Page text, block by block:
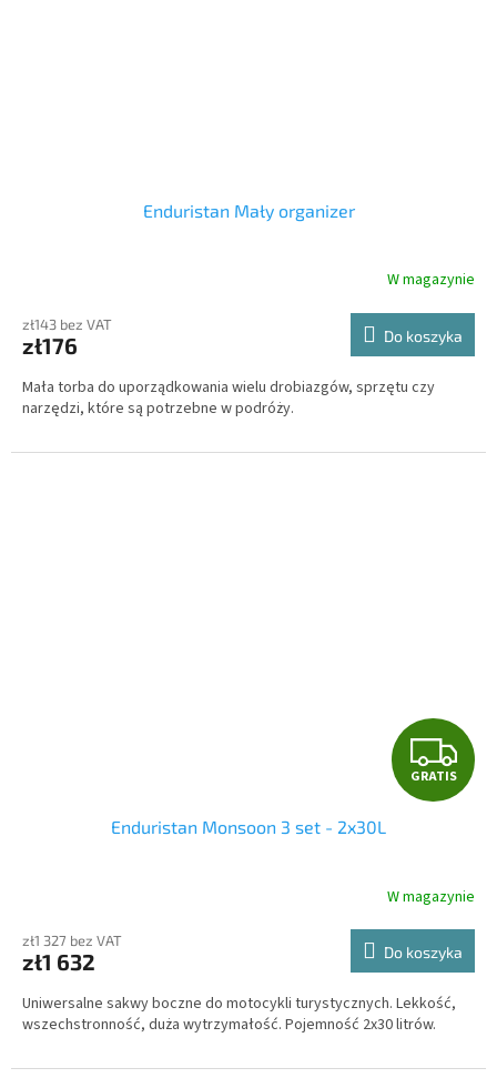
Enduristan Mały organizer
W magazynie
zł143 bez VAT
zł176 Do koszyka
Mała torba do uporządkowania wielu drobiazgów, sprzętu czy
narzędzi, które są potrzebne w podróży.
G
R
T
I
S
GRATIS
Enduristan Monsoon 3 set - 2x30L
W magazynie
zł1 327 bez VAT
zł1 632 Do koszyka
Uniwersalne sakwy boczne do motocykli turystycznych. Lekkość,
wszechstronność, duża wytrzymałość. Pojemność 2x30 litrów.